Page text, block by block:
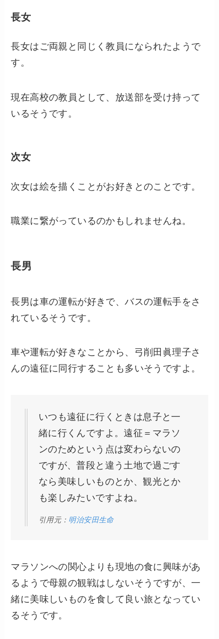
長女
長女はご両親と同じく教員になられたようで
す。
現在高校の教員として、放送部を受け持って
いるそうです。
次女
次女は絵を描くことがお好きとのことです。
職業に繋がっているのかもしれませんね。
長男
長男は車の運転が好きで、バスの運転手をさ
れているそうです。
車や運転が好きなことから、弓削田眞理子さ
んの遠征に同行することも多いそうですよ。
いつも遠征に行くときは息子と一
緒に行くんですよ。遠征＝マラソ
ンのためという点は変わらないの
ですが、普段と違う土地で過ごす
なら美味しいものとか、観光とか
も楽しみたいですよね。
引用元： 明治安田生命
マラソンへの関心よりも現地の食に興味があ
るようで母親の観戦はしないそうですが、一
緒に美味しいものを食して良い旅となってい
るそうです。